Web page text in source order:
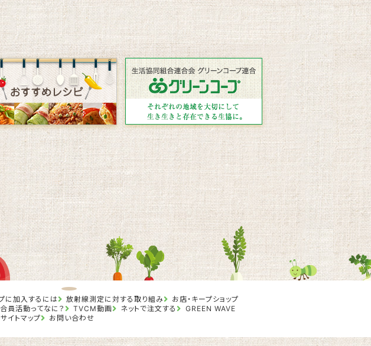
に加入するには 放射線測定に対する取り組み
お店・キープショップ
員活動ってなに？ TVCM動画 ネットで注文する
GREEN WAVE
サイトマップ お問い合わせ